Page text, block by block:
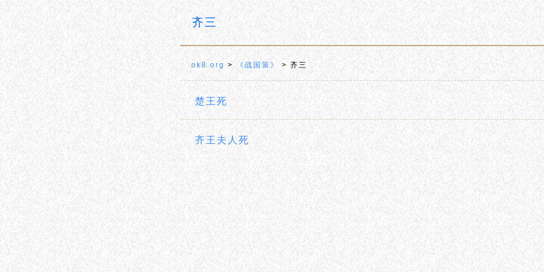
齐三
ok8.org > 《战国策》 > 齐三
楚王死
齐王夫人死